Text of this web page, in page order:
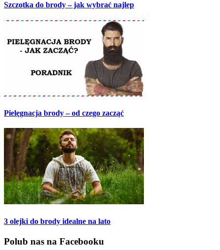
Szczotka do brody – jak wybrać najlep
Pielęgnacja brody – od czego zacząć
3 olejki do brody idealne na lato
Polub nas na Facebooku